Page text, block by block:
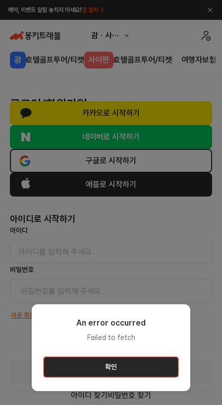
예약, 이벤트 알림 놓치지 마세요!앱 설치
괌ㆍ사이판
괌 호텔골프투어/티켓 사이판 호텔골프투어/티켓 여행자보험
로그인/회원가입
카카오로 시작하기
네이버로 시작하기
구글로 시작하기
애플로 시작하기
아이디로 시작하기
아이디
비밀번호
새로 회원가입을 하고 싶어요.
아이디 로그인
아이디 찾기 비밀번호 찾기
An error occurred
Failed to fetch
확인